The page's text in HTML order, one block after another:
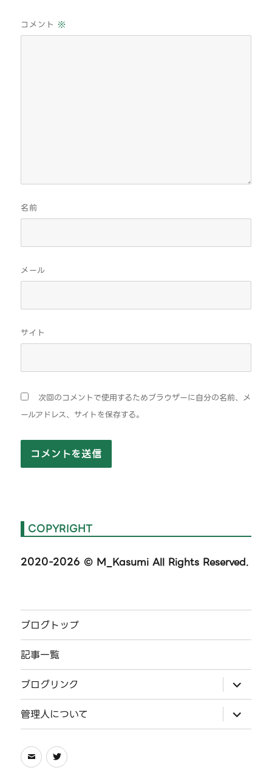
コメント ※
名前
メール
サイト
次回のコメントで使用するためブラウザーに自分の名前、メ
ールアドレス、サイトを保存する。
COPYRIGHT
2020-2026 © M_Kasumi All Rights Reserved.
ブログトップ
記事一覧
ブログリンク
サ
ブ
メ
ニ
ュ
ー
管理人について サ
ブ
メ
メ
Twitter